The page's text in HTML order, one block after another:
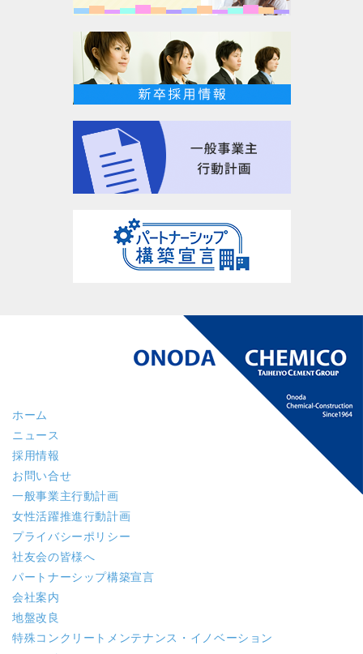
ホーム
ニュース
採用情報
お問い合せ
一般事業主行動計画
女性活躍推進行動計画
プライバシーポリシー
社友会の皆様へ
パートナーシップ構築宣言
会社案内
地盤改良
特殊コンクリート メンテナンス・イノベーション